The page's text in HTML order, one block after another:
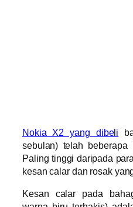
Nokia X2 yang dibeli
sebulan) telah
Paling tinggi daripada
kesan calar dan rosak
Kesan calar pada